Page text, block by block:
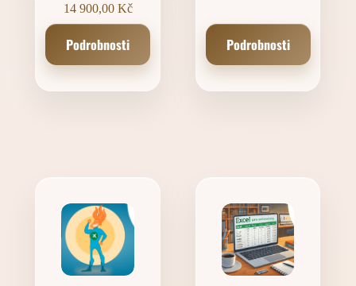
14 900,00 Kč
Podrobnosti Podrobnosti